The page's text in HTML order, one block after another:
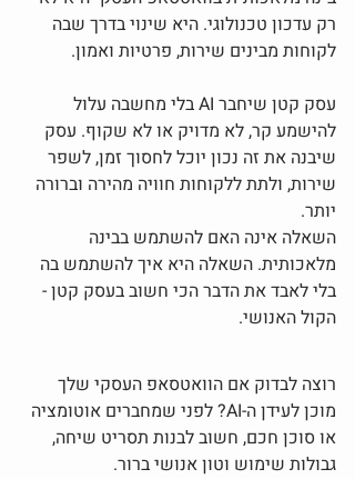
רק עדכון טכנולוגי. היא שינוי בדרך שבה
לקוחות מבינים שירות, פרטיות ואמון.
עסק קטן שיחבר AI בלי מחשבה עלול
להישמע קר, לא מדויק או לא שקוף. עסק
שיבנה את זה נכון יוכל לחסוך זמן, לשפר
שירות, ולתת ללקוחות חוויה מהירה וברורה
יותר.
השאלה אינה האם להשתמש בבינה
מלאכותית. השאלה היא איך להשתמש בה
בלי לאבד את הדבר הכי חשוב בעסק קטן -
הקול האנושי.
רוצה לבדוק אם הוואטסאפ העסקי שלך
מוכן לעידן ה-AI? לפני שמחברים אוטומציה
או סוכן חכם, חשוב לבנות תסריט שיחה,
גבולות שימוש וטון אנושי ברור.